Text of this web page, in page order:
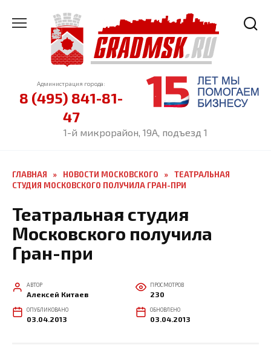
содержанию
Администрация города:
8 (495) 841-81-
47
1-й микрорайон, 19А, подъезд 1
ГЛАВНАЯ » НОВОСТИ МОСКОВСКОГО »
ТЕАТРАЛЬНАЯ
СТУДИЯ МОСКОВСКОГО ПОЛУЧИЛА ГРАН-ПРИ
Театральная студия
Московского получила
Гран-при
АВТОР
Алексей Китаев
ПРОСМОТРОВ
230
ОПУБЛИКОВАНО
03.04.2013
ОБНОВЛЕНО
03.04.2013